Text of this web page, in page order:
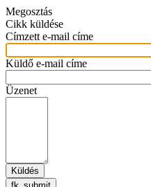
Megosztás
Cikk küldése
Címzett e-mail címe
Küldő e-mail címe
Üzenet